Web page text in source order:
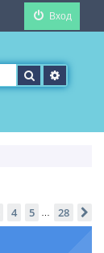
Вход
Поиск
из 28
4 5 28